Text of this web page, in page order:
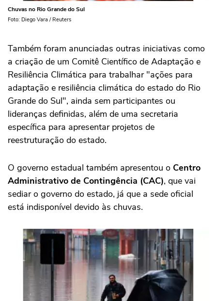
Chuvas no Rio Grande do Sul
Foto: Diego Vara / Reuters
Também foram anunciadas outras iniciativas como
a criação de um Comitê Científico de Adaptação e
Resiliência Climática para trabalhar "ações para
adaptação e resiliência climática do estado do Rio
Grande do Sul", ainda sem participantes ou
lideranças definidas, além de uma secretaria
específica para apresentar projetos de
reestruturação do estado.
O governo estadual também apresentou o Centro
Administrativo de Contingência (CAC), que vai
sediar o governo do estado, já que a sede oficial
está indisponível devido às chuvas.